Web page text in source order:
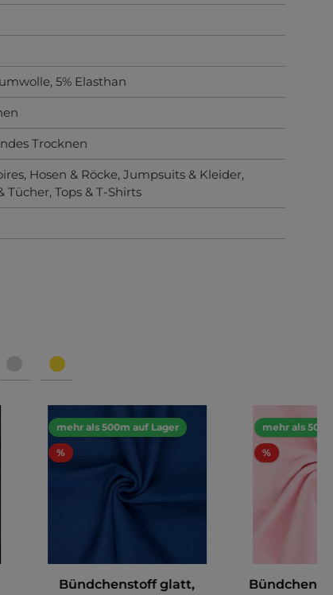
5% Elasthan
Trocknen
, Hosen & Röcke, Jumpsuits & Kleider,
Tücher, Tops & T-Shirts
mehr als 500m auf Lager
%
Bündchenstoff glatt,
mehr als
%